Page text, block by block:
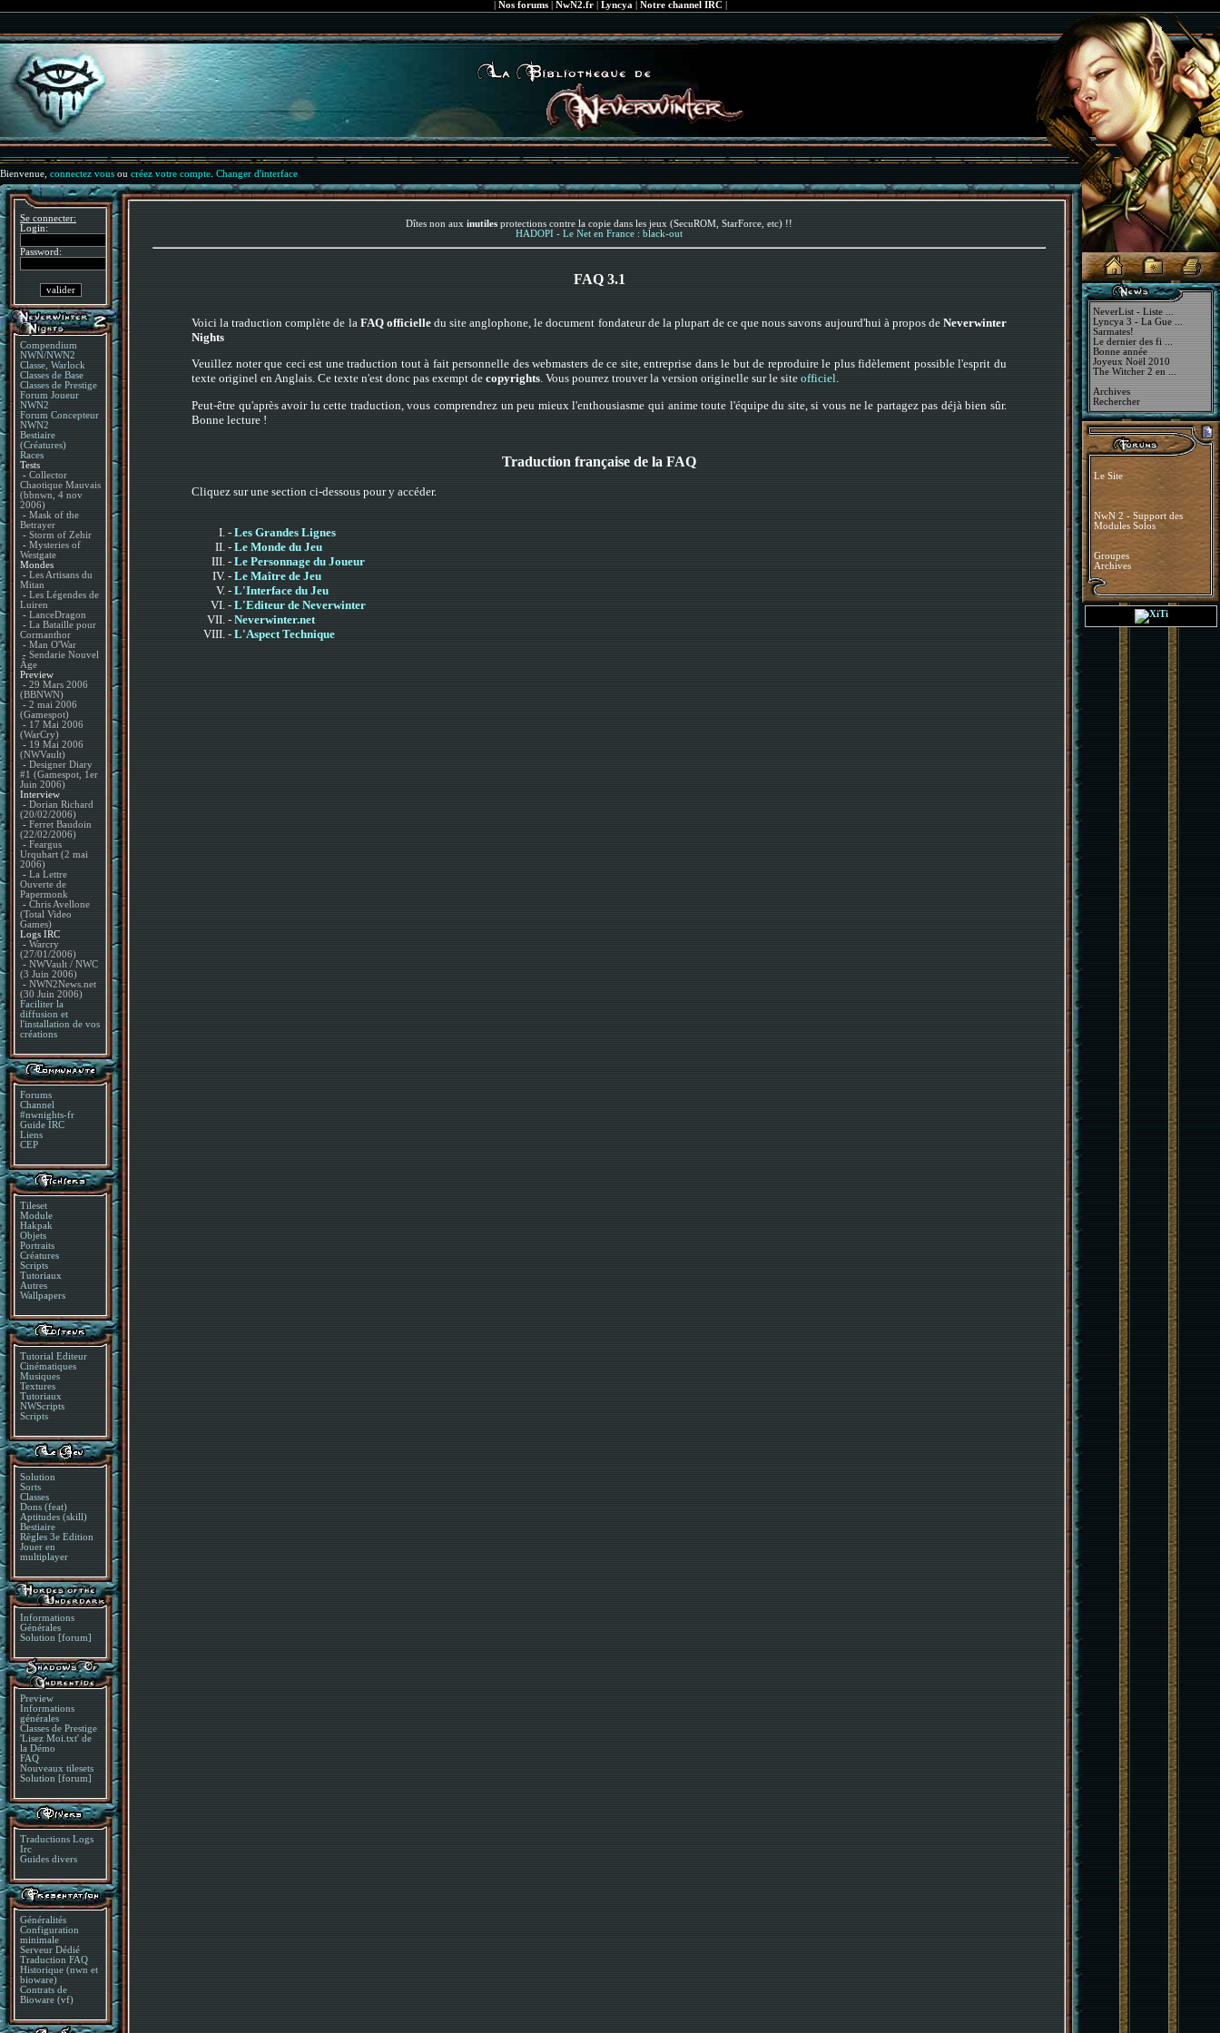
Nos forums| NwN2.fr| Lyncya Notre channel IRC|
Bienvenue, connectez vous ou créez votre compte Changer d'interface
Se connecter:
Login:
Password:
Compendium
NWN/NWN2
Classe, Warlock
Classes de Base
Classes de Prestige
Forum Joueur
NWN2
Forum Concepteur
NWN2
Bestiaire
(Créatures)
Races
Tests
- Collector
Chaotique Mauvais
(bbnwn, 4 nov
2006)
- Mask of the
Betrayer
- Storm of Zehir
- Mysteries of
Westgate
Mondes
- Les Artisans du
Mitan
- Les Légendes de
Luiren
- LanceDragon
- La Bataille pour
Cormanthor
- Man O'War
- Sendarie Nouvel
Âge
Preview
- 29 Mars 2006
(BBNWN)
- 2 mai 2006
(Gamespot)
- 17 Mai 2006
(WarCry)
- 19 Mai 2006
(NWVault)
- Designer Diary
#1 (Gamespot, 1er
Juin 2006)
Interview
- Dorian Richard
(20/02/2006)
- Ferret Baudoin
(22/02/2006)
- Feargus
Urquhart (2 mai
2006)
- La Lettre
Ouverte de
Papermonk
- Chris Avellone
(Total Video
Games)
Logs IRC
- Warcry
(27/01/2006)
- NWVault / NWC
(3 Juin 2006)
- NWN2News.net
(30 Juin 2006)
Faciliter la
diffusion et
l'installation de vos
créations
Forums
Channel
#nwnights-fr
Guide IRC
Liens
CEP
Tileset
Module
Hakpak
Objets
Portraits
Créatures
Scripts
Tutoriaux
Autres
Wallpapers
Tutorial Editeur
Cinématiques
Musiques
Textures
Tutoriaux
NWScripts
Scripts
Solution
Sorts
Classes
Dons (feat)
Aptitudes (skill)
Bestiaire
Règles 3e Edition
Jouer en
multiplayer
Informations
Générales
Solution [forum]
Preview
Informations
générales
Classes de Prestige
'Lisez Moi.txt' de
la Démo
FAQ
Nouveaux tilesets
Solution [forum]
Traductions Logs
Irc
Guides divers
Généralités
Configuration
minimale
Serveur Dédié
Traduction FAQ
Historique (nwn et
bioware)
Contrats de
Bioware (vf)
Dîtes non aux inutiles protections contre la copie dans les jeux (SecuROM, StarForce, etc) !!
HADOPI - Le Net en France : black-out
FAQ 3.1
Voici la traduction complète de la FAQ officielledu site anglophone, le document fondateur de la plupart de ce que nous savons aujourd'hui à propos deNeverwinter
Nights
Veuillez noter que ceci est une traduction tout à fait personnelle des webmasters de ce site, entreprise dans le but de reproduire le plus fidèlement possible l'esprit du
texte originel en Anglais. Ce texte n'est donc pas exempt de copyrights. Vous pourrez trouver la version originelle sur le site officiel.
Peut-être qu'après avoir lu cette traduction, vous comprendrez un peu mieux l'enthousiasme qui anime toute l'équipe du site, si vous ne le partagez pas déjà bien sûr.
Bonne lecture !
Traduction française de la FAQ
Cliquez sur une section ci-dessous pour y accéder.
- Les Grandes Lignes
- Le Monde du Jeu
- Le Personnage du Joueur
- Le Maître de Jeu
- L'Interface du Jeu
- L'Editeur de Neverwinter
- Neverwinter.net
- L'Aspect Technique
NeverList - Liste ...
Lyncya 3 - La Gue ...
Sarmates!
Le dernier des fi ...
Bonne année
Joyeux Noël 2010
The Witcher 2 en ...
Archives
Rechercher
Le Site
NwN 2 - Support des
Modules Solos
Groupes
Archives